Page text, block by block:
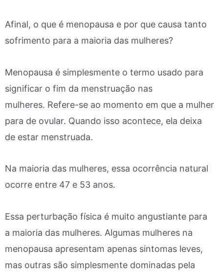
Afinal, o que é menopausa e por que causa tanto
sofrimento para a maioria das mulheres?
Menopausa é simplesmente o termo usado para
significar o fim da menstruação nas
mulheres. Refere-se ao momento em que a mulher
para de ovular. Quando isso acontece, ela deixa
de estar menstruada.
Na maioria das mulheres, essa ocorrência natural
ocorre entre 47 e 53 anos.
Essa perturbação física é muito angustiante para
a maioria das mulheres. Algumas mulheres na
menopausa apresentam apenas sintomas leves,
mas outras são simplesmente dominadas pela